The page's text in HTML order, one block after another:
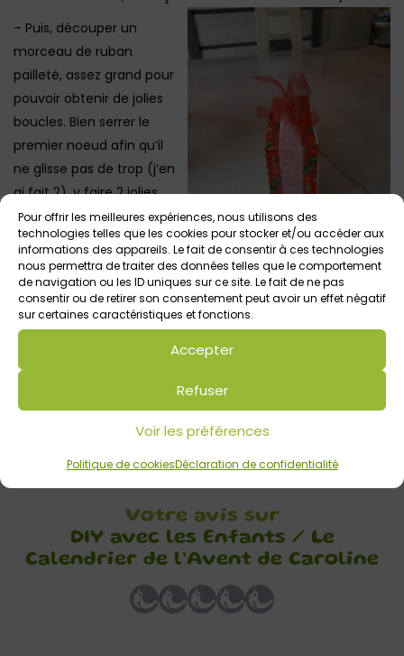
Pour offrir les meilleures expériences, nous utilisons des
technologies telles que les cookies pour stocker et/ou accéder aux
informations des appareils. Le fait de consentir à ces technologies
nous permettra de traiter des données telles que le comportement
de navigation ou les ID uniques sur ce site. Le fait de ne pas
consentir ou de retirer son consentement peut avoir un effet négatif
sur certaines caractéristiques et fonctions.
Accepter
Refuser
Voir les préférences
Politique de cookiesDéclaration de confidentialité
– Puis, découper un
morceau de ruban
pailleté, assez grand pour
pouvoir obtenir de jolies
boucles. Bien serrer le
premier noeud afin qu’il
ne glisse pas de trop (j’en
ai fait 2), y faire 2 jolies
boucles (ou plus suivant
son envie)
– Agrémenter les petits
tiroirs de gommettes
– Inscrire les chiffres jusqu’à 24 avec le stylo argenté
– Et pour finir, le remplir de petites fritures, ou de petits
Explications et photos : Caroline C. / Calendrier réalisé avec
Votre avis sur
DIY avec les Enfants / Le
Calendrier de l’Avent de Caroline